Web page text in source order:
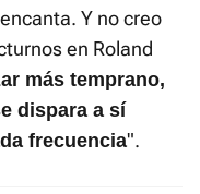
Y no creo
en Roland
más temprano,
dispara a sí
frecuencia".